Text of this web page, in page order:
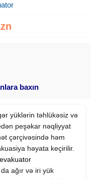
baxın
yüklərin təhlükəsiz və
peşəkar nəqliyyat
çərçivəsində həm
həyata keçirilir.
evakuator
ağır və iri yük